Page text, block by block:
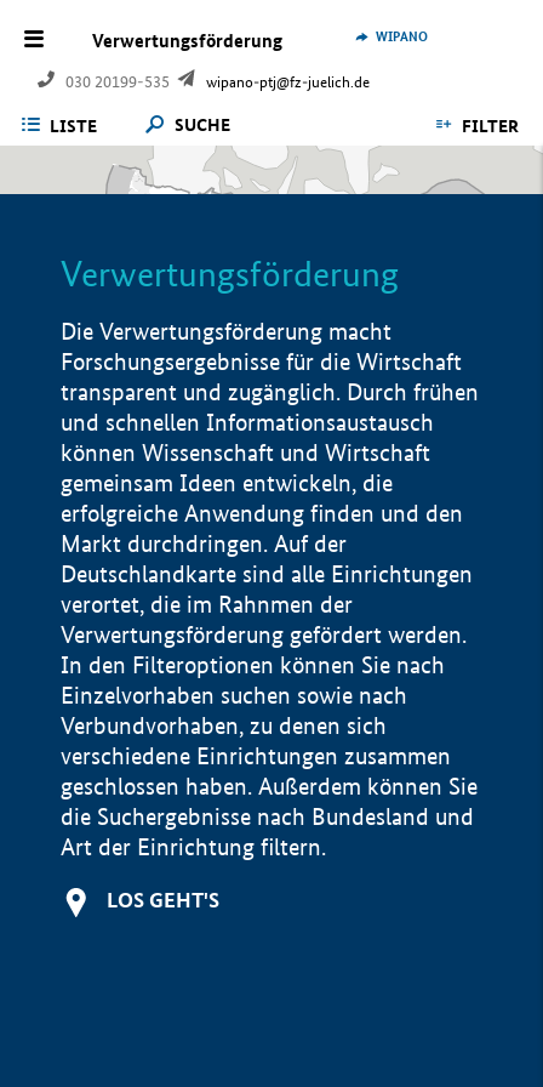
Verwertungsförderung
030 20199-535 wipano-ptj@fz-juelich.de
WIPANO
LISTE SUCHE FILTER
Verwertungsförderung
Die Verwertungsförderung macht
Forschungsergebnisse für die Wirtschaft
transparent und zugänglich. Durch frühen
und schnellen Informationsaustausch
können Wissenschaft und Wirtschaft
gemeinsam Ideen entwickeln, die
erfolgreiche Anwendung finden und den
Markt durchdringen. Auf der
Deutschlandkarte sind alle Einrichtungen
verortet, die im Rahnmen der
Verwertungsförderung gefördert werden.
In den Filteroptionen können Sie nach
Einzelvorhaben suchen sowie nach
Verbundvorhaben, zu denen sich
verschiedene Einrichtungen zusammen
geschlossen haben. Außerdem können Sie
die Suchergebnisse nach Bundesland und
Art der Einrichtung filtern.
LOS GEHT'S